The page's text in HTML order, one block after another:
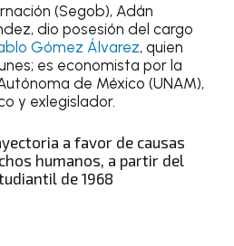
(Segob), Adán
dio posesión del cargo
Gómez Álvarez, quien
es economista por la
de México (UNAM),
y exlegislador.
a favor de causas
humanos, a partir del
de 1968